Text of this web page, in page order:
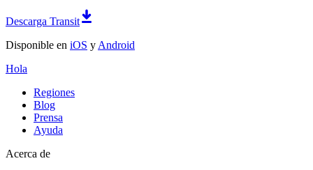
Descarga Transit
Disponible en iOS y Android
Hola
Regiones
Blog
Prensa
Ayuda
Acerca de